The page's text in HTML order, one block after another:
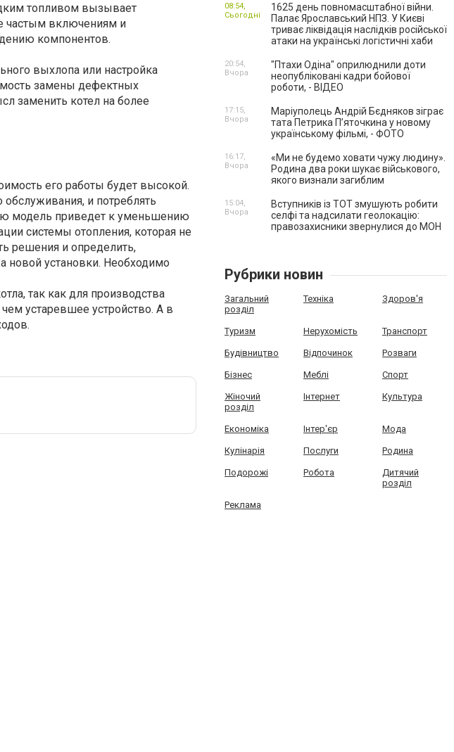
топливом вызывает
частым включениям и
компонентов.
выхлопа или настройка
замены дефектных
заменить котел на более
его работы будет высокой.
и потреблять
модель приведет к уменьшению
системы отопления, которая не
решения и определить,
установки. Необходимо
так как для производства
устаревшее устройство. А в
1625 день повномасштабної війни.
Палає Ярославський НПЗ. У Києві
триває ліквідація наслідків російської
атаки на українські логістичні хаби
08:54,
Сьогодні
"Птахи Одіна" оприлюднили доти
неопубліковані кадри бойової
роботи, - ВІДЕО
20:54,
Вчора
Маріуполець Андрій Бєдняков зіграє
тата Петрика П’яточкина у новому
українському фільмі, - ФОТО
17:15,
Вчора
«Ми не будемо ховати чужу людину».
Родина два роки шукає військового,
якого визнали загиблим
16:17,
Вчора
Вступників із ТОТ змушують робити
селфі та надсилати геолокацію:
правозахисники звернулися до МОН
15:04,
Вчора
Рубрики новин
Загальний
розділ
Техніка Здоров'я
Туризм Нерухомість Транспорт
Будівництво Відпочинок Розваги
Бізнес Меблі Спорт
Жіночий
розділ
Інтернет Культура
Економіка Інтер'єр Мода
Кулінарія Послуги Родина
Подорожі Робота
Дитячий
розділ
Реклама